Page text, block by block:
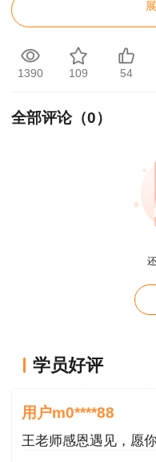
符合报考条件未通过
二、人工核查时
专业技术人员管理科
资格审查合格后
人事考试院办公室（
三、资格审查所
1390 109 54
全部评论（0）
学员好评
这哪儿是老师啊。保
用户m0****88
用户m0****88
王老师感恩遇见，愿